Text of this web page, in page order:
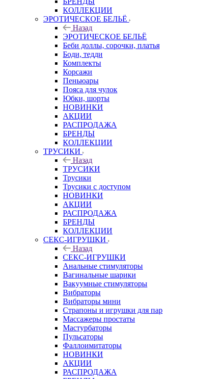
КОЛЛЕКЦИИ
ЭРОТИЧЕСКОЕ БЕЛЬЁ
Назад
ЭРОТИЧЕСКОЕ БЕЛЬЁ
Беби доллы, сорочки, платья
Боди, тедди
Комплекты
Корсажи
Пеньюары
Пояса для чулок
Юбки, шорты
НОВИНКИ
АКЦИИ
РАСПРОДАЖА
БРЕНДЫ
КОЛЛЕКЦИИ
ТРУСИКИ
Назад
ТРУСИКИ
Трусики
Трусики с доступом
НОВИНКИ
АКЦИИ
РАСПРОДАЖА
БРЕНДЫ
КОЛЛЕКЦИИ
СЕКС-ИГРУШКИ
Назад
СЕКС-ИГРУШКИ
Анальные стимуляторы
Вагинальные шарики
Вакуумные стимуляторы
Вибраторы
Вибраторы мини
Страпоны и игрушки для пар
Массажеры простаты
Мастурбаторы
Пульсаторы
Фаллоимитаторы
НОВИНКИ
АКЦИИ
РАСПРОДАЖА